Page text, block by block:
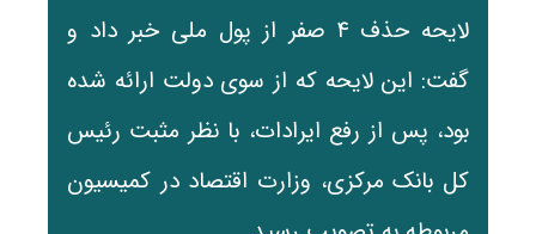
لایحه حذف ۴ صفر از پول ملی خبر داد و
گفت: این لایحه که از سوی دولت ارائه شده
بود، پس از رفع ایرادات، با نظر مثبت رئیس
کل بانک مرکزی، وزارت اقتصاد در کمیسیون